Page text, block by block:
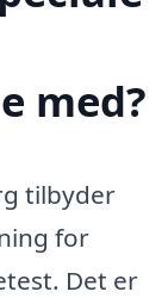
med?
tilbyder
for
Det er